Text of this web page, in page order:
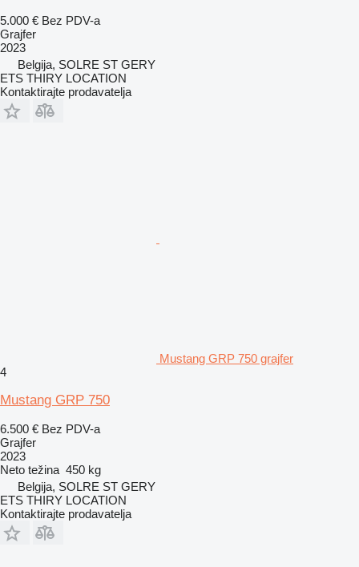
5.000 € Bez PDV-a
Grajfer
2023
Belgija, SOLRE ST GERY
ETS THIRY LOCATION
Kontaktirajte prodavatelja
Mustang GRP 750 grajfer
4
Mustang GRP 750
6.500 € Bez PDV-a
Grajfer
2023
Neto težina 450 kg
Belgija, SOLRE ST GERY
ETS THIRY LOCATION
Kontaktirajte prodavatelja